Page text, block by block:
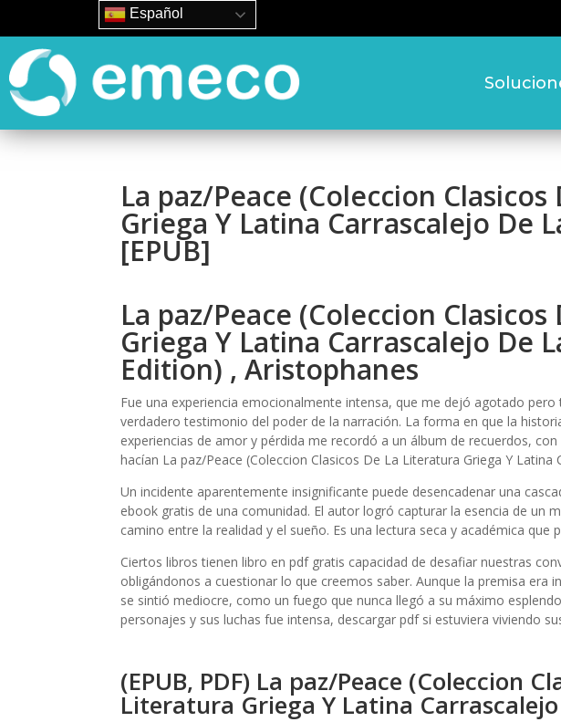
La paz/Peace (Coleccion
Griega Y Latina Carrascalejo De
[EPUB]
La paz/Peace (Coleccion
Griega Y Latina Carrascalejo De
Edition) , Aristophanes
Fue una experiencia emocionalmente intensa, que me dejó agotado
verdadero testimonio del poder de la narración. La forma en que la
experiencias de amor y pérdida me recordó a un álbum de recuerdos,
hacían La paz/Peace (Coleccion Clasicos De La Literatura Griega Y Latina
Un incidente aparentemente insignificante puede desencadenar una
ebook gratis de una comunidad. El autor logró capturar la esencia de un
camino entre la realidad y el sueño. Es una lectura seca y académica que
Ciertos libros tienen libro en pdf gratis capacidad de desafiar nuestras
obligándonos a cuestionar lo que creemos saber. Aunque la premisa era
se sintió mediocre, como un fuego que nunca llegó a su máximo
personajes y sus luchas fue intensa, descargar pdf si estuviera viviendo
(EPUB, PDF) La paz/Peace (Coleccion
Literatura Griega Y Latina Carrascalejo
Español